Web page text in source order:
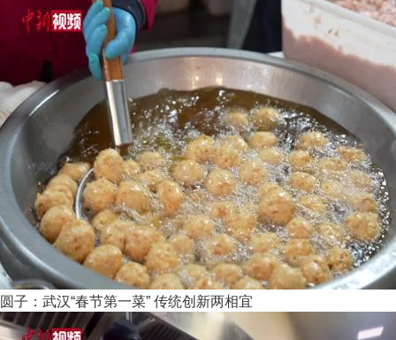
圆子：武汉“春节第一菜” 传统创新两相宜